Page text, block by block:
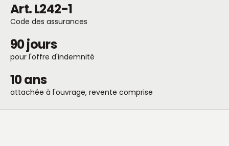
Art. L242-1
Code des assurances
90 jours
pour l'offre d'indemnité
10 ans
attachée à l'ouvrage, revente comprise